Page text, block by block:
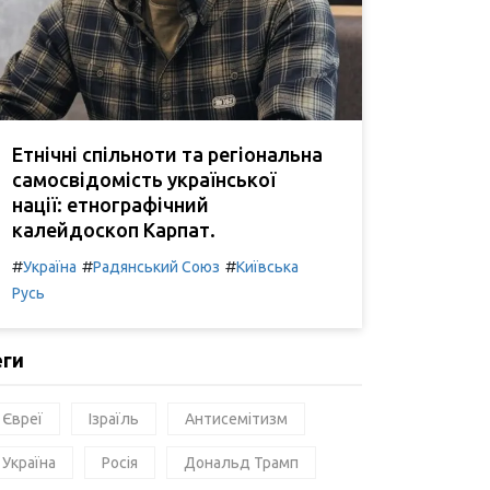
Етнічні спільноти та регіональна
самосвідомість української
нації: етнографічний
калейдоскоп Карпат.
#Україна #Радянський Союз #Київська
Русь
Євреї Ізраїль Антисемітизм
Україна Росія Дональд Трамп